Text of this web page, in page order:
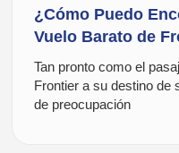
¿Cómo Puedo
Vuelo Barato de
Tan pronto como el
Frontier a su destino de
de preocupación